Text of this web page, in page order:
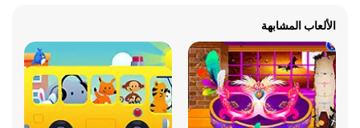
الألعاب المشابهة